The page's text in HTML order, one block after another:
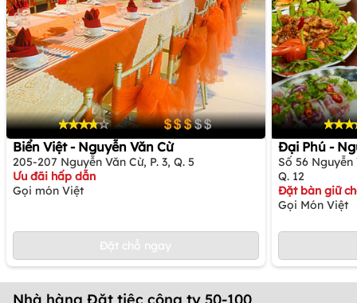
Biển Việt - Nguyễn Văn Cừ
205-207 Nguyễn Văn Cừ, P. 3, Q. 5
Ưu đãi hấp dẫn
Gọi món Việt
Đặt chỗ ngay
Đại Phú -
Số 56 Nguyễn
Q. 12
Đặt bàn giữ
Gọi Món Việt